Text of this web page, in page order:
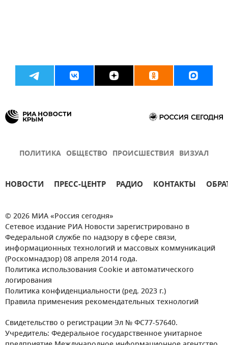
ПОЛИТИКА ОБЩЕСТВО ПРОИСШЕСТВИЯ ВИЗУАЛ
НОВОСТИ ПРЕСС-ЦЕНТР РАДИО КОНТАКТЫ
© 2026 МИА «Россия сегодня»
Сетевое издание РИА Новости зарегистрировано в
Федеральной службе по надзору в сфере связи,
информационных технологий и массовых коммуникаций
(Роскомнадзор) 08 апреля 2014 года.
Политика использования Cookie и автоматического
логирования
Политика конфиденциальности (ред. 2023 г.)
Правила применения рекомендательных технологий
Свидетельство о регистрации Эл № ФС77-57640.
Учредитель: Федеральное государственное унитарное